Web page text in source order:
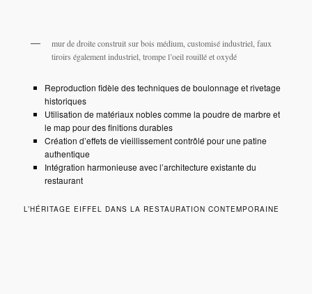
mur de droite construit sur bois médium, customisé industriel, faux
tiroirs également industriel, trompe l’oeil rouillé et oxydé
Reproduction fidèle des techniques de boulonnage et rivetage
historiques
Utilisation de matériaux nobles comme la poudre de marbre et
le map pour des finitions durables
Création d’effets de vieillissement contrôlé pour une patine
authentique
Intégration harmonieuse avec l’architecture existante du
restaurant
L’HÉRITAGE EIFFEL DANS LA RESTAURATION CONTEMPORAINE